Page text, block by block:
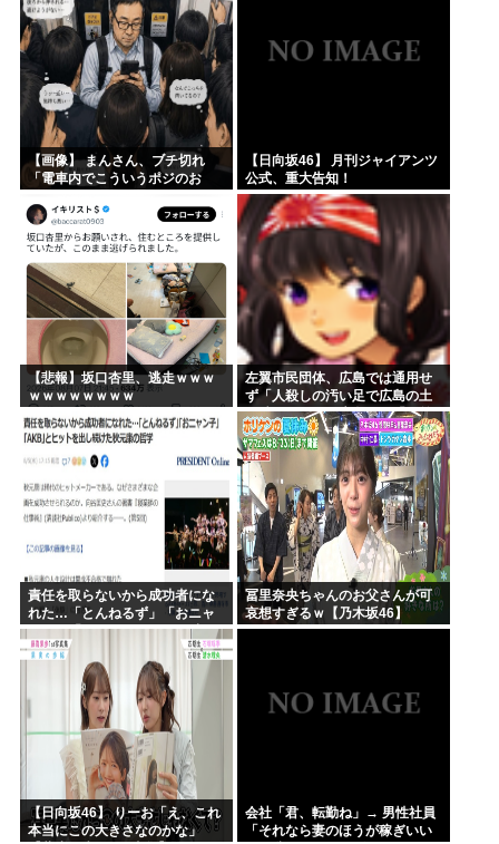
【画像】 まんさん、ブチ切れ
「電車内でこういうポジのお
【日向坂46】 月刊ジャイアンツ
公式、重大告知！
【悲報】坂口杏里、逃走ｗｗｗ
ｗｗｗｗｗｗｗｗ
左翼市民団体、広島では通用せ
ず「人殺しの汚い足で広島の土
を踏むな！」→広島県民「お前
らの方が汚いんじゃ！」「ワシ
らが広島県民じゃ」
責任を取らないから成功者にな
れた…「とんねるず」「おニャ
ン子」「AKB」とヒットを出し
続けた秋元康の哲学！！！
冨里奈央ちゃんのお父さんが可
哀想すぎるｗ【乃木坂46】
【日向坂46】 りーお「え、これ
本当にこの大きさなのかな」
会社「君、転勤ね」→ 男性社員
「それなら妻のほうが稼ぎいい